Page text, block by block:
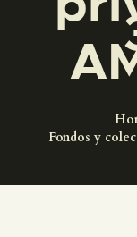
Fondos y
█
EL